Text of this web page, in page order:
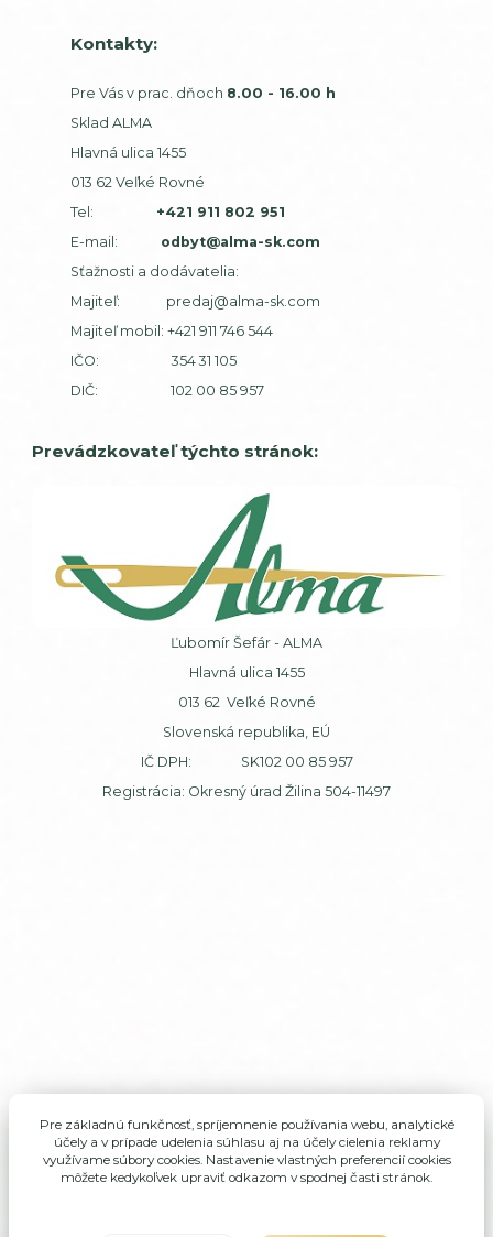
Kontakty:
Pre Vás v prac. dňoch 8.00 - 16.00 h
Sklad ALMA
Hlavná ulica 1455
013 62 Veľké Rovné
Tel:
+421 911 802 951
E-mail: odbyt@alma-sk.com
Sťažnosti a dodávatelia:
Majiteľ: predaj@alma-sk.com
Majiteľ mobil: +421 911 746 544
IČO: 354 31 105
DIČ: 102 00 85 957
Prevádzkovateľ týchto stránok:
Ľubomír Šefár - ALMA
Hlavná ulica 1455
013 62 Veľké Rovné
Slovenská republika, EÚ
IČ DPH: SK102 00 85 957
Registrácia: Okresný úrad Žilina 504-11497
Pre základnú funkčnosť, spríjemnenie používania webu, analytické
účely a v prípade udelenia súhlasu aj na účely cielenia reklamy
využívame súbory cookies. Nastavenie vlastných preferencií cookies
môžete kedykoľvek upraviť odkazom v spodnej časti stránok.